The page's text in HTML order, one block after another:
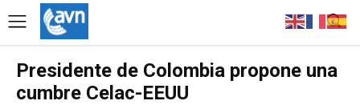
Presidente de Colombia propone una
cumbre Celac-EEUU